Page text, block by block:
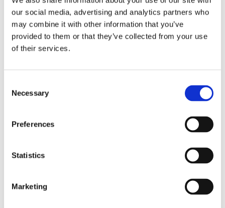
our social media, advertising and analytics partners who
may combine it with other information that you’ve
provided to them or that they’ve collected from your use
of their services.
Selection
Necessary
Preferences
Statistics
Marketing
kød, fisk og tilbehør.
Hos JED Thai kan roligt glæde dig, når køkkenchef Sumalee
den autentiske duft og smag af thailandsk mad, som er gået i